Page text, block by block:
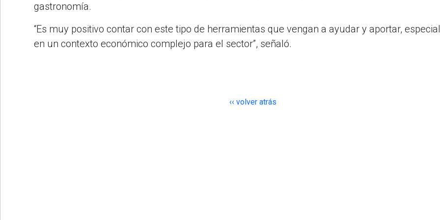
gastronomía.
“Es muy positivo contar con este tipo de herramientas que vengan a ayudar y aportar,
en un contexto económico complejo para el sector”, señaló.
‹‹ volver atrás